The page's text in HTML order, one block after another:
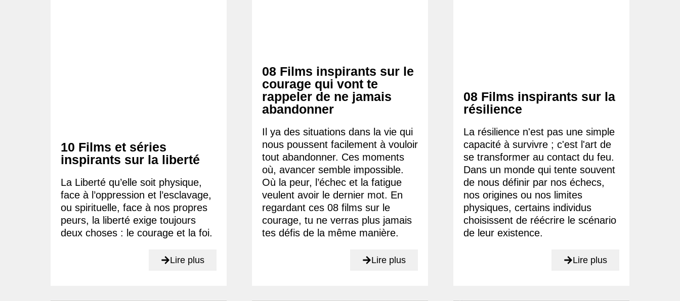
10 Films et séries
inspirants sur la liberté
La Liberté qu’elle soit physique,
face à l’oppression et l’esclavage,
ou spirituelle, face à nos propres
peurs, la liberté exige toujours
deux choses : le courage et la foi.
Lire plus
08 Films inspirants sur le
courage qui vont te
rappeler de ne jamais
abandonner
Il ya des situations dans la vie qui
nous poussent facilement à vouloir
tout abandonner. Ces moments
où, avancer semble impossible.
Où la peur, l’échec et la fatigue
veulent avoir le dernier mot. En
regardant ces 08 films sur le
courage, tu ne verras plus jamais
tes défis de la même manière.
Lire plus
08 Films inspirants sur la
résilience
La résilience n'est pas une simple
capacité à survivre ; c'est l'art de
se transformer au contact du feu.
Dans un monde qui tente souvent
de nous définir par nos échecs,
nos origines ou nos limites
physiques, certains individus
choisissent de réécrire le scénario
de leur existence.
Lire plus